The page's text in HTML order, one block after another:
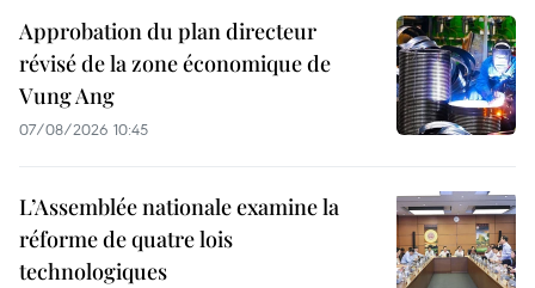
Approbation du plan directeur
révisé de la zone économique de
Vung Ang
07/08/2026 10:45
L’Assemblée nationale examine la
réforme de quatre lois
technologiques